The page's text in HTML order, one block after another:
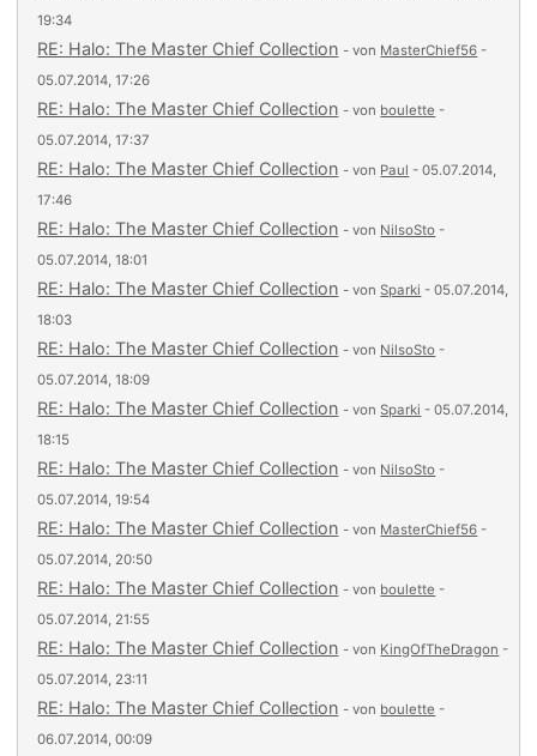
19:34
RE: Halo: The Master Chief Collection - von MasterChief56 -
05.07.2014, 17:26
RE: Halo: The Master Chief Collection - von boulette -
05.07.2014, 17:37
RE: Halo: The Master Chief Collection - von Paul - 05.07.2014,
17:46
RE: Halo: The Master Chief Collection - von NilsoSto -
05.07.2014, 18:01
RE: Halo: The Master Chief Collection - vonSparki - 05.07.2014,
18:03
RE: Halo: The Master Chief Collection - von NilsoSto -
05.07.2014, 18:09
RE: Halo: The Master Chief Collection - vonSparki - 05.07.2014,
18:15
RE: Halo: The Master Chief Collection - von NilsoSto -
05.07.2014, 19:54
RE: Halo: The Master Chief Collection - von MasterChief56 -
05.07.2014, 20:50
RE: Halo: The Master Chief Collection - von boulette -
05.07.2014, 21:55
RE: Halo: The Master Chief Collection - von KingOfTheDragon -
05.07.2014, 23:11
RE: Halo: The Master Chief Collection - von boulette -
06.07.2014, 00:09